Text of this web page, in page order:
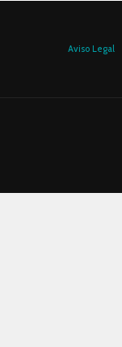
Aviso Legal